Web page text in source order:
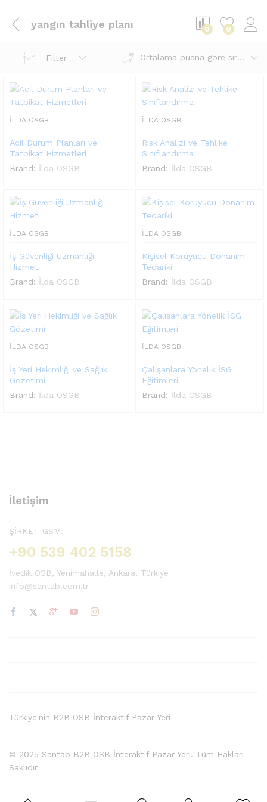
yangın tahliye planı 0 0
Filter Ortalama puana göre sırala
İLDA OSGB
Acil Durum Planları ve
Tatbikat Hizmetleri
Brand:
İlda OSGB
İLDA OSGB
Risk Analizi ve Tehlike
Sınıflandırma
Brand:
İlda OSGB
İLDA OSGB
İş Güvenliği Uzmanlığı
Hizmeti
Brand:
İlda OSGB
İLDA OSGB
Kişisel Koruyucu Donanım
Tedariki
Brand:
İlda OSGB
İLDA OSGB
İş Yeri Hekimliği ve Sağlık
Gözetimi
Brand:
İlda OSGB
İLDA OSGB
Çalışanlara Yönelik İSG
Eğitimleri
Brand:
İlda OSGB
İletişim
ŞİRKET GSM:
+90 539 402 5158
İvedik OSB, Yenimahalle, Ankara, Türkiye
info@santab.com.tr
© 2025 Santab B2B OSB İnteraktif Pazar Yeri. Tüm Hakları
Saklıdır
Türkiye'nin B2B OSB İnteraktif Pazar Yeri